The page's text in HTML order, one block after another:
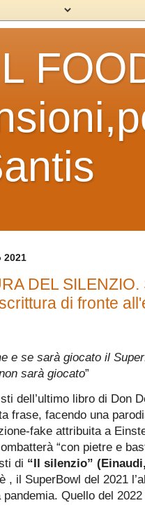
2021
DEL
di fronte
e se sarà giocato il
sarà giocato”
dell’ultimo libro di Don
frase, facendo una
fake attribuita a
“con pietre e
di “Il silenzio”
, il SuperBowl del 2021
Quello del